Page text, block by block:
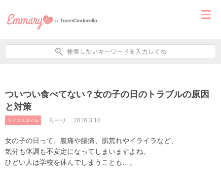
ついつい食べてない？女の子の日のトラブルの原因
と対策
ライフスタイル ろーり 2016.3.18
女の子の日って、腹痛や腰痛、肌荒れやイライラなど、
気分も体調も不安定になってしまいますよね。
ひどい人は学校を休んでしまうことも…。